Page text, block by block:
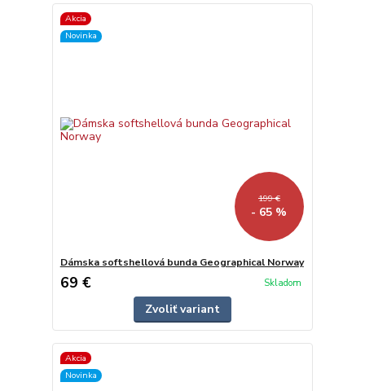
Akcia
Novinka
199 €
- 65 %
Dámska softshellová bunda Geographical Norway
69 € Skladom
Zvoliť variant
Akcia
Novinka